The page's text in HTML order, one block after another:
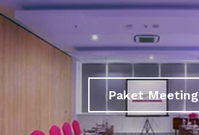
Paket Meeting